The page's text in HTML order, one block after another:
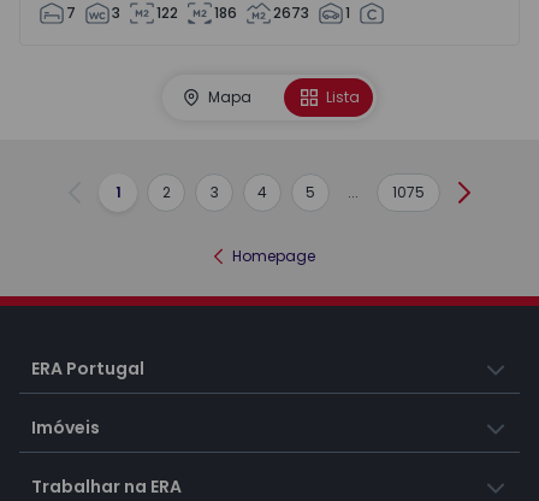
7 3 122 186 2673 1
Mapa Lista
Anterior
1 2 3 4 5 ... 1075
Homepage
ERA Portugal
Imóveis
Trabalhar na ERA